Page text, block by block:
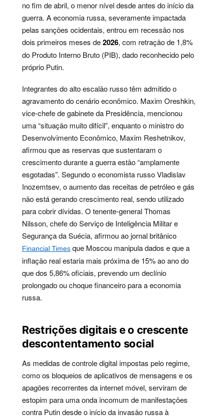
no fim de abril, o menor nível desde antes do início da
guerra. A economia russa, severamente impactada
pelas sanções ocidentais, entrou em recessão nos
dois primeiros meses de2026, com retração de 1,8%
do Produto Interno Bruto (PIB), dado reconhecido pelo
próprio Putin.
Integrantes do alto escalão russo têm admitido o
agravamento do cenário econômico. Maxim Oreshkin,
vice-chefe de gabinete da Presidência, mencionou
uma “situação muito difícil”, enquanto o ministro do
Desenvolvimento Econômico, Maxim Reshetnikov,
afirmou que as reservas que sustentaram o
crescimento durante a guerra estão “amplamente
esgotadas”. Segundo o economista russo Vladislav
Inozemtsev, o aumento das receitas de petróleo e gás
não está gerando crescimento real, sendo utilizado
para cobrir dívidas. O tenente-general Thomas
Nilsson, chefe do Serviço de Inteligência Militar e
Segurança da Suécia, afirmou ao jornal britânico
Financial Times que Moscou manipula dados e que a
inflação real estaria mais próxima de 15% ao ano do
que dos 5,86% oficiais, prevendo um declínio
prolongado ou choque financeiro para a economia
russa.
Restrições digitais e o crescente
descontentamento social
As medidas de controle digital impostas pelo regime,
como os bloqueios de aplicativos de mensagens e os
apagões recorrentes da internet móvel, serviram de
estopim para uma onda incomum de manifestações
contra Putin desde o início da invasão russa à